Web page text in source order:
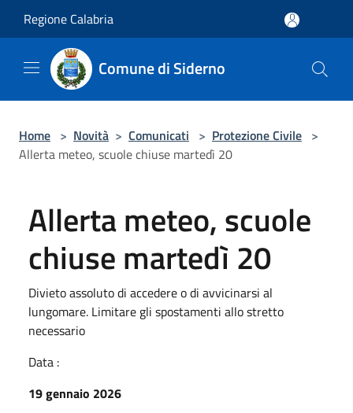
Regione Calabria
Comune di Siderno
Home > Novità > Comunicati > Protezione Civile >
Allerta meteo, scuole chiuse martedì 20
Allerta meteo, scuole
chiuse martedì 20
Divieto assoluto di accedere o di avvicinarsi al
lungomare. Limitare gli spostamenti allo stretto
necessario
Data :
19 gennaio 2026